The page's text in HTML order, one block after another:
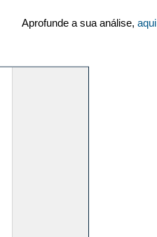
Aprofunde a sua análise, aqui